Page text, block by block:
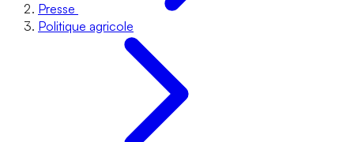
Presse
Politique agricole